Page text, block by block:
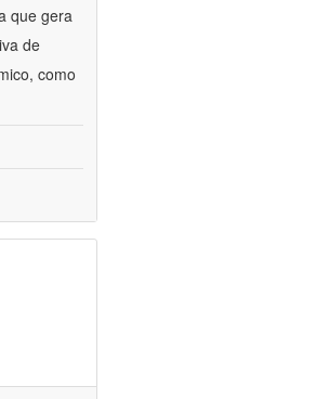
que gera
de
como